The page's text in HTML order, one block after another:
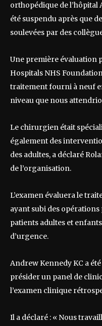
orthopédique de
été suspendu après que
soulevées par des
Une première évaluation
Hospitals NHS
traitement fourni à neuf
niveau que nous
Le chirurgien était
également des
des adultes, a déclaré
de l’organisation.
L’examen évaluera le
ayant subi des opérations
patients adultes et
d’urgence.
Andrew Kennedy KC a
présider un panel de
l’examen clinique
Il a déclaré : « Nous